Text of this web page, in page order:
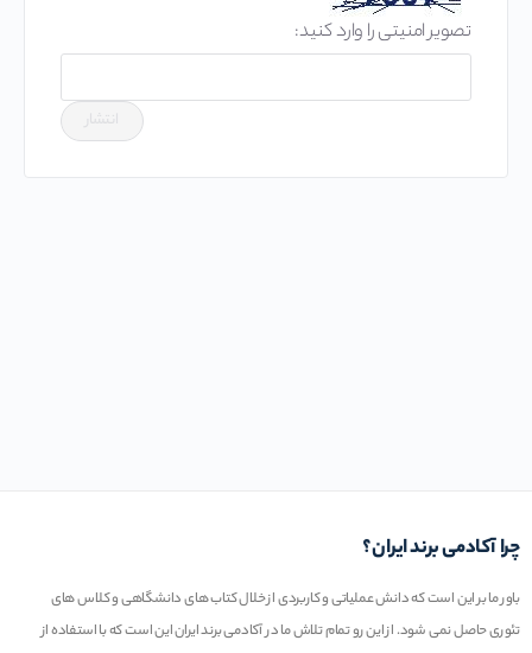
تصویر امنیتی را وارد کنید:
چرا آکادمی برند ایران؟
باور ما بر این است که دانش عملیاتی و کاربردی از خلال کتاب های دانشگاهی و کلاس های
تئوری حاصل نمی شود. از این رو تمام تلاش ما در آکادمی برند ایران این است که با استفاده از